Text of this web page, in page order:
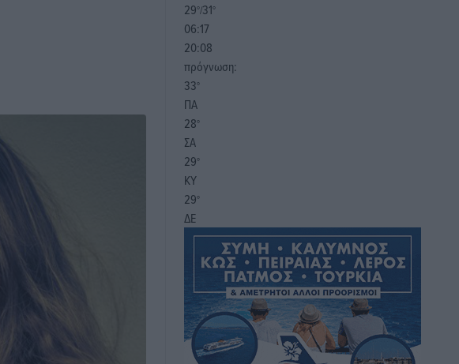
29°/31°
06:17
20:08
πρόγνωση:
33°
ΠΑ
28°
ΣΑ
29°
ΚΥ
29°
ΔΕ